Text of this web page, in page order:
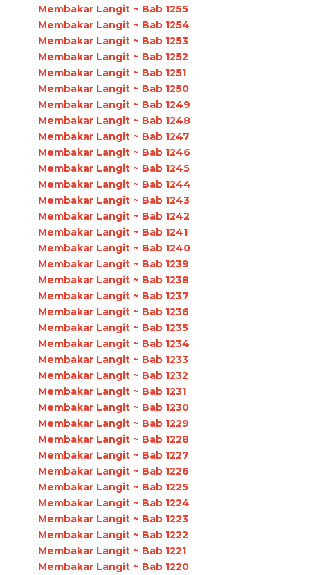
Membakar Langit ~ Bab 1255
Membakar Langit ~ Bab 1254
Membakar Langit ~ Bab 1253
Membakar Langit ~ Bab 1252
Membakar Langit ~ Bab 1251
Membakar Langit ~ Bab 1250
Membakar Langit ~ Bab 1249
Membakar Langit ~ Bab 1248
Membakar Langit ~ Bab 1247
Membakar Langit ~ Bab 1246
Membakar Langit ~ Bab 1245
Membakar Langit ~ Bab 1244
Membakar Langit ~ Bab 1243
Membakar Langit ~ Bab 1242
Membakar Langit ~ Bab 1241
Membakar Langit ~ Bab 1240
Membakar Langit ~ Bab 1239
Membakar Langit ~ Bab 1238
Membakar Langit ~ Bab 1237
Membakar Langit ~ Bab 1236
Membakar Langit ~ Bab 1235
Membakar Langit ~ Bab 1234
Membakar Langit ~ Bab 1233
Membakar Langit ~ Bab 1232
Membakar Langit ~ Bab 1231
Membakar Langit ~ Bab 1230
Membakar Langit ~ Bab 1229
Membakar Langit ~ Bab 1228
Membakar Langit ~ Bab 1227
Membakar Langit ~ Bab 1226
Membakar Langit ~ Bab 1225
Membakar Langit ~ Bab 1224
Membakar Langit ~ Bab 1223
Membakar Langit ~ Bab 1222
Membakar Langit ~ Bab 1221
Membakar Langit ~ Bab 1220